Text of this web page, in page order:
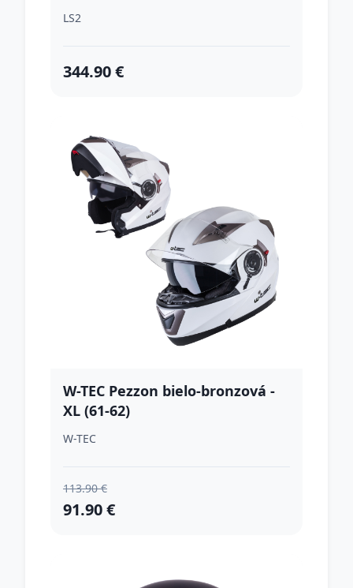
LS2
344.90 €
W-TEC Pezzon bielo-bronzová -
XL (61-62)
W-TEC
113.90 €
91.90 €